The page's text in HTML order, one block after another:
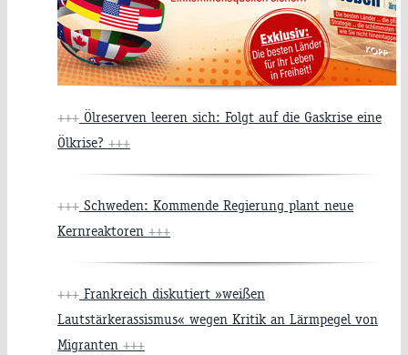
+++ Ölreserven leeren sich: Folgt auf die Gaskrise eine
Ölkrise? +++
+++ Schweden: Kommende Regierung plant neue
Kernreaktoren +++
+++ Frankreich diskutiert »weißen
Lautstärkerassismus« wegen Kritik an Lärmpegel von
Migranten +++